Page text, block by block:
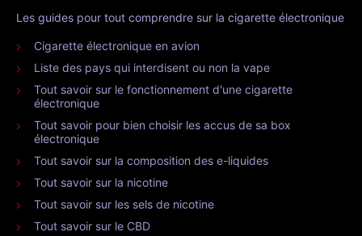
Les guides pour tout comprendre sur la cigarette électronique
Cigarette électronique en avion
Liste des pays qui interdisent ou non la vape
Tout savoir sur le fonctionnement d'une cigarette
électronique
Tout savoir pour bien choisir les accus de sa box
électronique
Tout savoir sur la composition des e-liquides
Tout savoir sur la nicotine
Tout savoir sur les sels de nicotine
Tout savoir sur le CBD